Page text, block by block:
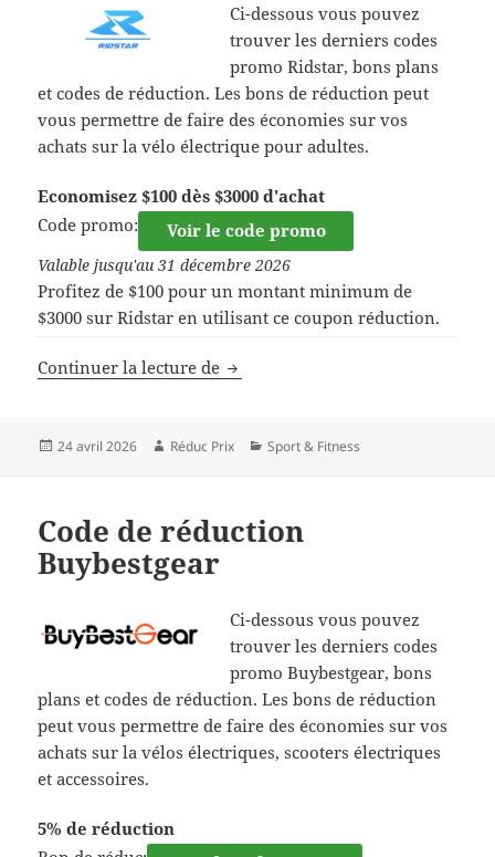
Ci-dessous vous pouvez
trouver les derniers codes
promo Ridstar, bons plans
et codes de réduction. Les bons de réduction peut
vous permettre de faire des économies sur vos
achats sur la vélo électrique pour adultes.
Economisez $100 dès $3000 d'achat
Code promo:
Voir le code promo
Valable jusqu'au 31 décembre 2026
Profitez de $100 pour un montant minimum de
$3000 sur Ridstar en utilisant ce coupon réduction.
Continuer la lecture de Code de réduction Ridstar
Publié
24 avril 2026 Auteur
Réduc Prix Catégories
Sport & Fitness
Code de réduction
Buybestgear
Ci-dessous vous pouvez
trouver les derniers codes
promo Buybestgear, bons
plans et codes de réduction. Les bons de réduction
peut vous permettre de faire des économies sur vos
achats sur la vélos électriques, scooters électriques
et accessoires.
5% de réduction